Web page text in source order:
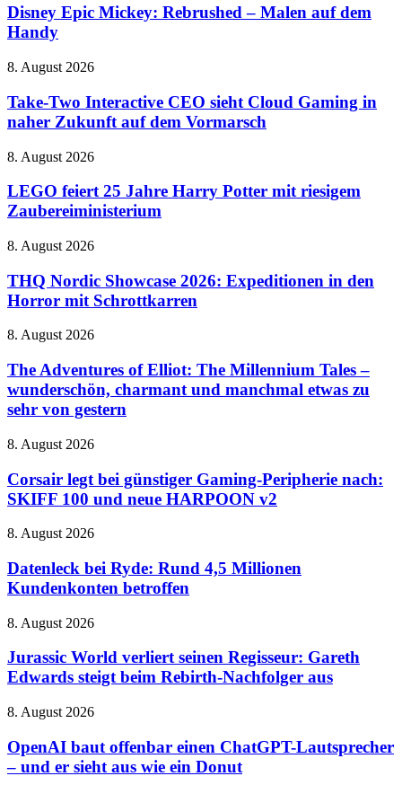
Old
Fashioned
neuen
Mickey:
Rebrushed
–
auf
Handy
Disney Epic Mickey: Rebrushed – Malen auf dem
Handy
Take-
Interactive
CEO
sieht
Gaming
naher
Zukunft
dem
8. August 2026
Take-Two Interactive CEO sieht Cloud Gaming in
naher Zukunft auf dem Vormarsch
LEGO
25
Jahre
Harry
mit
Zaubereiministerium
8. August 2026
LEGO feiert 25 Jahre Harry Potter mit riesigem
Zaubereiministerium
THQ
Showcase
2026:
Expeditionen
den
mit
Schrottkarren
8. August 2026
THQ Nordic Showcase 2026: Expeditionen in den
Horror mit Schrottkarren
The
of
Elliot:
The
Millennium
–
charmant
und
manchmal
etwas
sehr
von
gestern
8. August 2026
The Adventures of Elliot: The Millennium Tales –
wunderschön, charmant und manchmal etwas zu
sehr von gestern
Corsair
bei
günstiger
Gaming-
nach:
100
und
HARPOON
8. August 2026
Corsair legt bei günstiger Gaming-Peripherie nach:
SKIFF 100 und neue HARPOON v2
Datenleck
Ryde:
Rund
4,5
Kundenkonten
8. August 2026
Datenleck bei Ryde: Rund 4,5 Millionen
Kundenkonten betroffen
Jurassic
verliert
seinen
Regisseur:
Edwards
beim
Rebirth-
8. August 2026
Jurassic World verliert seinen Regisseur: Gareth
Edwards steigt beim Rebirth-Nachfolger aus
OpenAI
offenbar
einen
ChatGPT-
8. August 2026
OpenAI baut offenbar einen ChatGPT-Lautsprecher
– und er sieht aus wie ein Donut